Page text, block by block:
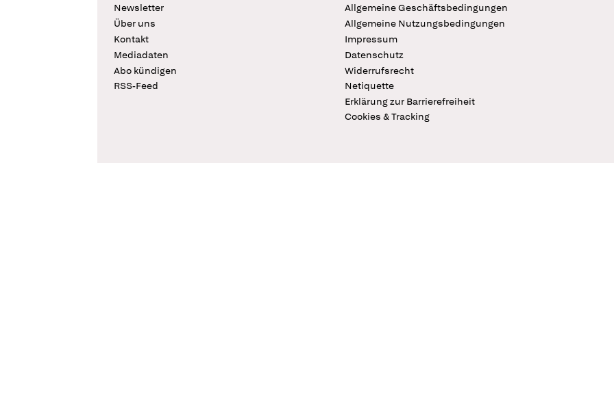
Newsletter
Über uns
Kontakt
Mediadaten
Abo kündigen
RSS-Feed
Allgemeine Geschäftsbedingungen
Allgemeine Nutzungsbedingungen
Impressum
Datenschutz
Widerrufsrecht
Netiquette
Erklärung zur Barrierefreiheit
Cookies & Tracking